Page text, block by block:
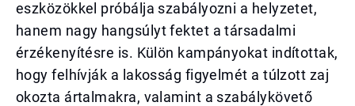
eszközökkel próbálja szabályozni a helyzetet,
hanem nagy hangsúlyt fektet a társadalmi
érzékenyítésre is. Külön kampányokat indítottak,
hogy felhívják a lakosság figyelmét a túlzott zaj
okozta ártalmakra, valamint a szabálykövető